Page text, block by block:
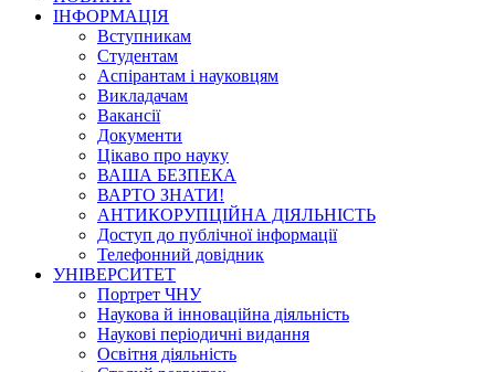
ІНФОРМАЦІЯ
Вступникам
Студентам
Аспірантам і науковцям
Викладачам
Вакансії
Документи
Цікаво про науку
ВАША БЕЗПЕКА
ВАРТО ЗНАТИ!
АНТИКОРУПЦІЙНА ДІЯЛЬНІСТЬ
Доступ до публічної інформації
Телефонний довідник
УНІВЕРСИТЕТ
Портрет ЧНУ
Наукова й інноваційна діяльність
Наукові періодичні видання
Освітня діяльність